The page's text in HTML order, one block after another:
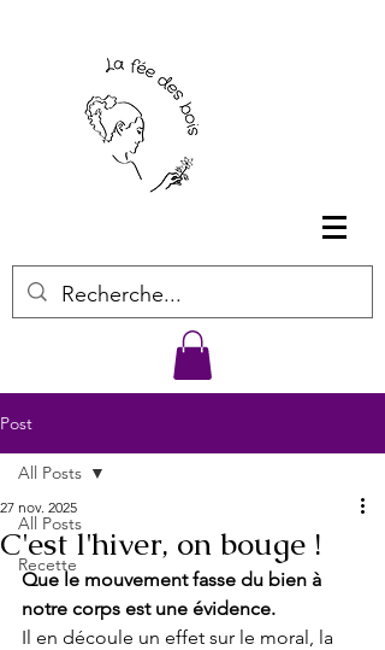
Post
All Posts
Recette
All Posts
C'est l'hiver, on bouge !
27 nov. 2025
Que le mouvement fasse du bien à
notre corps est une évidence.
Il en découle un effet sur le moral, la